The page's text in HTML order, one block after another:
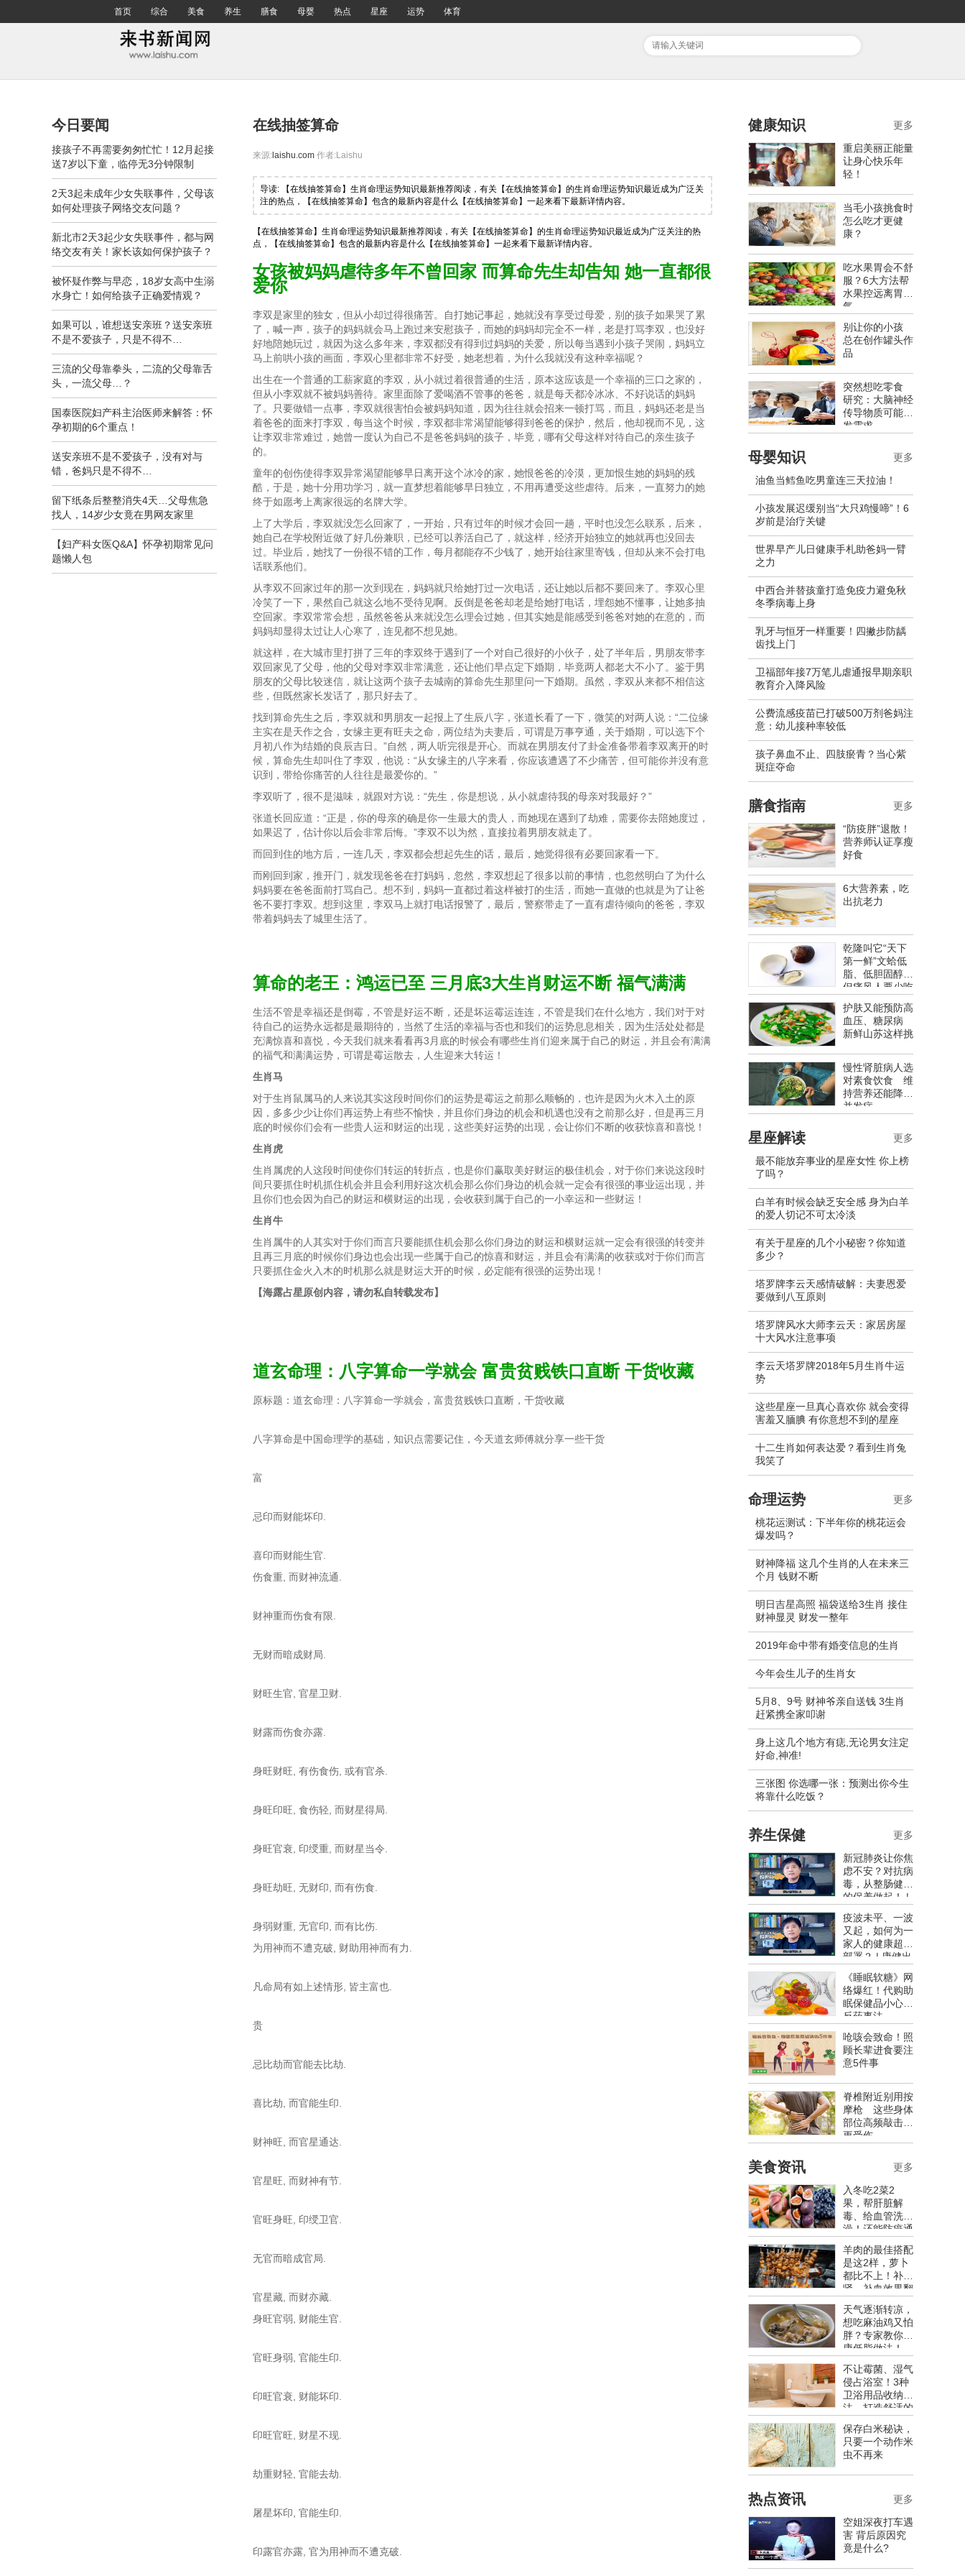
首页 综合 美食 养生 膳食 母婴 热点 星座 运势 体育
今日要闻
接孩子不再需要匆匆忙忙！12月起接
送7岁以下童，临停无3分钟限制
2天3起未成年少女失联事件，父母该
如何处理孩子网络交友问题？
新北市2天3起少女失联事件，都与网
络交友有关！家长该如何保护孩子？
被怀疑作弊与早恋，18岁女高中生溺
水身亡！如何给孩子正确爱情观？
如果可以，谁想送安亲班？送安亲班
不是不爱孩子，只是不得不…
三流的父母靠拳头，二流的父母靠舌
头，一流父母…？
国泰医院妇产科主治医师来解答：怀
孕初期的6个重点！
送安亲班不是不爱孩子，没有对与
错，爸妈只是不得不…
留下纸条后整整消失4天…父母焦急
找人，14岁少女竟在男网友家里
【妇产科女医Q&A】怀孕初期常见问
题懒人包
在线抽签算命
来源: laishu.com 作者:Laishu
导读: 【在线抽签算命】生肖命理运势知识最新推荐阅读，有关【在线抽签算命】的生肖命理运势知识最近成为广泛关
注的热点，【在线抽签算命】包含的最新内容是什么【在线抽签算命】一起来看下最新详情内容。
【在线抽签算命】生肖命理运势知识最新推荐阅读，有关【在线抽签算命】的生肖命理运势知识最近成为广泛关注的热
点，【在线抽签算命】包含的最新内容是什么【在线抽签算命】一起来看下最新详情内容。
女孩被妈妈虐待多年不曾回家 而算命先生却告知 她一直都很
爱你
李双是家里的独女，但从小却过得很痛苦。自打她记事起，她就没有享受过母爱，别的孩子如果哭了累
了，喊一声，孩子的妈妈就会马上跑过来安慰孩子，而她的妈妈却完全不一样，老是打骂李双，也没好
好地陪她玩过，就因为这么多年来，李双都没有得到过妈妈的关爱，所以每当遇到小孩子哭闹，妈妈立
马上前哄小孩的画面，李双心里都非常不好受，她老想着，为什么我就没有这种幸福呢？
出生在一个普通的工薪家庭的李双，从小就过着很普通的生活，原本这应该是一个幸福的三口之家的，
但从小李双就不被妈妈善待。家里面除了爱喝酒不管事的爸爸，就是每天都冷冰冰、不好说话的妈妈
了。只要做错一点事，李双就很害怕会被妈妈知道，因为往往就会招来一顿打骂，而且，妈妈还老是当
着爸爸的面来打李双，每当这个时候，李双都非常渴望能够得到爸爸的保护，然后，他却视而不见，这
让李双非常难过，她曾一度认为自己不是爸爸妈妈的孩子，毕竟，哪有父母这样对待自己的亲生孩子
的。
童年的创伤使得李双异常渴望能够早日离开这个冰冷的家，她恨爸爸的冷漠，更加恨生她的妈妈的残
酷，于是，她十分用功学习，就一直梦想着能够早日独立，不用再遭受这些虐待。后来，一直努力的她
终于如愿考上离家很远的名牌大学。
上了大学后，李双就没怎么回家了，一开始，只有过年的时候才会回一趟，平时也没怎么联系，后来，
她自己在学校附近做了好几份兼职，已经可以养活自己了，就这样，经济开始独立的她就再也没回去
过。毕业后，她找了一份很不错的工作，每月都能存不少钱了，她开始往家里寄钱，但却从来不会打电
话联系他们。
从李双不回家过年的那一次到现在，妈妈就只给她打过一次电话，还让她以后都不要回来了。李双心里
冷笑了一下，果然自己就这么地不受待见啊。反倒是爸爸却老是给她打电话，埋怨她不懂事，让她多抽
空回家。李双常常会想，虽然爸爸从来就没怎么理会过她，但其实她是能感受到爸爸对她的在意的，而
妈妈却显得太过让人心寒了，连见都不想见她。
就这样，在大城市里打拼了三年的李双终于遇到了一个对自己很好的小伙子，处了半年后，男朋友带李
双回家见了父母，他的父母对李双非常满意，还让他们早点定下婚期，毕竟两人都老大不小了。鉴于男
朋友的父母比较迷信，就让这两个孩子去城南的算命先生那里问一下婚期。虽然，李双从来都不相信这
些，但既然家长发话了，那只好去了。
找到算命先生之后，李双就和男朋友一起报上了生辰八字，张道长看了一下，微笑的对两人说：“二位缘
主实在是天作之合，女缘主更有旺夫之命，两位结为夫妻后，可谓是万事亨通，关于婚期，可以选下个
月初八作为结婚的良辰吉日。”自然，两人听完很是开心。而就在男朋友付了卦金准备带着李双离开的时
候，算命先生却叫住了李双，他说：“从女缘主的八字来看，你应该遭遇了不少痛苦，但可能你并没有意
识到，带给你痛苦的人往往是最爱你的。”
李双听了，很不是滋味，就跟对方说：“先生，你是想说，从小就虐待我的母亲对我最好？”
张道长回应道：“正是，你的母亲的确是你一生最大的贵人，而她现在遇到了劫难，需要你去陪她度过，
如果迟了，估计你以后会非常后悔。”李双不以为然，直接拉着男朋友就走了。
而回到住的地方后，一连几天，李双都会想起先生的话，最后，她觉得很有必要回家看一下。
而刚回到家，推开门，就发现爸爸在打妈妈，忽然，李双想起了很多以前的事情，也忽然明白了为什么
妈妈要在爸爸面前打骂自己。想不到，妈妈一直都过着这样被打的生活，而她一直做的也就是为了让爸
爸不要打李双。想到这里，李双马上就打电话报警了，最后，警察带走了一直有虐待倾向的爸爸，李双
带着妈妈去了城里生活了。
算命的老王：鸿运已至 三月底3大生肖财运不断 福气满满
生活不管是幸福还是倒霉，不管是好运不断，还是坏运霉运连连，不管是我们在什么地方，我们对于对
待自己的运势永远都是最期待的，当然了生活的幸福与否也和我们的运势息息相关，因为生活处处都是
充满惊喜和喜悦，今天我们就来看看再3月底的时候会有哪些生肖们迎来属于自己的财运，并且会有满满
的福气和满满运势，可谓是霉运散去，人生迎来大转运！
生肖马
对于生肖鼠属马的人来说其实这段时间你们的运势是霉运之前那么顺畅的，也许是因为火木入土的原
因，多多少少让你们再运势上有些不愉快，并且你们身边的机会和机遇也没有之前那么好，但是再三月
底的时候你们会有一些贵人运和财运的出现，这些美好运势的出现，会让你们不断的收获惊喜和喜悦！
生肖虎
生肖属虎的人这段时间使你们转运的转折点，也是你们赢取美好财运的极佳机会，对于你们来说这段时
间只要抓住时机抓住机会并且会利用好这次机会那么你们身边的机会就一定会有很强的事业运出现，并
且你们也会因为自己的财运和横财运的出现，会收获到属于自己的一小幸运和一些财运！
生肖牛
生肖属牛的人其实对于你们而言只要能抓住机会那么你们身边的财运和横财运就一定会有很强的转变并
且再三月底的时候你们身边也会出现一些属于自己的惊喜和财运，并且会有满满的收获或对于你们而言
只要抓住金火入木的时机那么就是财运大开的时候，必定能有很强的运势出现！
【海露占星原创内容，请勿私自转载发布】
道玄命理：八字算命一学就会 富贵贫贱铁口直断 干货收藏
原标题：道玄命理：八字算命一学就会，富贵贫贱铁口直断，干货收藏
八字算命是中国命理学的基础，知识点需要记住，今天道玄师傅就分享一些干货
富
忌印而财能坏印.
喜印而财能生官.
伤食重, 而财神流通.
财神重而伤食有限.
无财而暗成财局.
财旺生官, 官星卫财.
财露而伤食亦露.
身旺财旺, 有伤食伤, 或有官杀.
身旺印旺, 食伤轻, 而财星得局.
身旺官衰, 印绶重, 而财星当令.
身旺劫旺, 无财印, 而有伤食.
身弱财重, 无官印, 而有比伤.
为用神而不遭克破, 财助用神而有力.
凡命局有如上述情形, 皆主富也.
贵
忌比劫而官能去比劫.
喜比劫, 而官能生印.
财神旺, 而官星通达.
官星旺, 而财神有节.
官旺身旺, 印绶卫官.
无官而暗成官局.
官星藏, 而财亦藏.
身旺官弱, 财能生官.
官旺身弱, 官能生印.
印旺官衰, 财能坏印.
印旺官旺, 财星不现.
劫重财轻, 官能去劫.
屠星坏印, 官能生印.
印露官亦露, 官为用神而不遭克破.
健康知识
重启美丽正能量
让身心快乐年
轻！
当毛小孩挑食时
怎么吃才更健
康？
吃水果胃会不舒
服？6大方法帮
水果控远离胃胀
气
别让你的小孩
总在创作罐头作
品
突然想吃零食
研究：大脑神经
传导物质可能促
发需求
更多
母婴知识
油鱼当鳕鱼吃男童连三天拉油！
小孩发展迟缓别当“大只鸡慢啼”！6
岁前是治疗关键
世界早产儿日健康手札助爸妈一臂
之力
中西合并替孩童打造免疫力避免秋
冬季病毒上身
乳牙与恒牙一样重要！四撇步防龋
齿找上门
卫福部年接7万笔儿虐通报早期亲职
教育介入降风险
公费流感疫苗已打破500万剂爸妈注
意：幼儿接种率较低
孩子鼻血不止、四肢瘀青？当心紫
斑症夺命
更多
膳食指南
“防疫胖”退散！
营养师认证享瘦
好食
6大营养素，吃
出抗老力
乾隆叫它“天下
第一鲜”文蛤低
脂、低胆固醇
但痛风人要少吃
护肤又能预防高
血压、糖尿病
新鲜山苏这样挑
慢性肾脏病人选
对素食饮食 维
持营养还能降低
并发症
更多
星座解读
最不能放弃事业的星座女性 你上榜
了吗？
白羊有时候会缺乏安全感 身为白羊
的爱人切记不可太冷淡
有关于星座的几个小秘密？你知道
多少？
塔罗牌李云天感情破解：夫妻恩爱
要做到八互原则
塔罗牌风水大师李云天：家居房屋
十大风水注意事项
李云天塔罗牌2018年5月生肖牛运
势
这些星座一旦真心喜欢你 就会变得
害羞又腼腆 有你意想不到的星座
十二生肖如何表达爱？看到生肖兔
我笑了
更多
命理运势
桃花运测试：下半年你的桃花运会
爆发吗？
财神降福 这几个生肖的人在未来三
个月 钱财不断
明日吉星高照 福袋送给3生肖 接住
财神显灵 财发一整年
2019年命中带有婚变信息的生肖
今年会生儿子的生肖女
5月8、9号 财神爷亲自送钱 3生肖
赶紧携全家叩谢
身上这几个地方有痣,无论男女注定
好命,神准!
三张图 你选哪一张：预测出你今生
将靠什么吃饭？
更多
养生保健
新冠肺炎让你焦
虑不安？对抗病
毒，从整肠健胃
的保养做起！ |
疫波未平、一波
又起，如何为一
家人的健康超前
部署？ | 康健出
《睡眠软糖》网
络爆红！代购助
眠保健品小心违
反药事法
呛咳会致命！照
顾长辈进食要注
意5件事
脊椎附近别用按
摩枪 这些身体
部位高频敲击反
更受伤
更多
美食资讯
入冬吃2菜2
果，帮肝脏解
毒、给血管洗
澡！还能防癌通
羊肉的最佳搭配
是这2样，萝卜
都比不上！补
肾、补血效果翻
荐
天气逐渐转凉，
想吃麻油鸡又怕
胖？专家教你健
康低脂做法！
不让霉菌、湿气
侵占浴室！3种
卫浴用品收纳
法，打造舒适的
保存白米秘诀，
只要一个动作米
虫不再来
更多
热点资讯
空姐深夜打车遇
害 背后原因究
竟是什么?
更多